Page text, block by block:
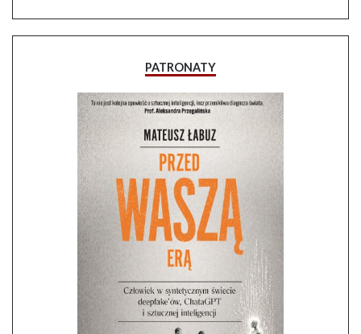
PATRONATY